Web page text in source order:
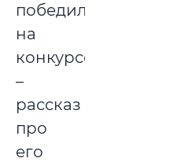
победил
на
конкурсе
–
рассказ
про
его